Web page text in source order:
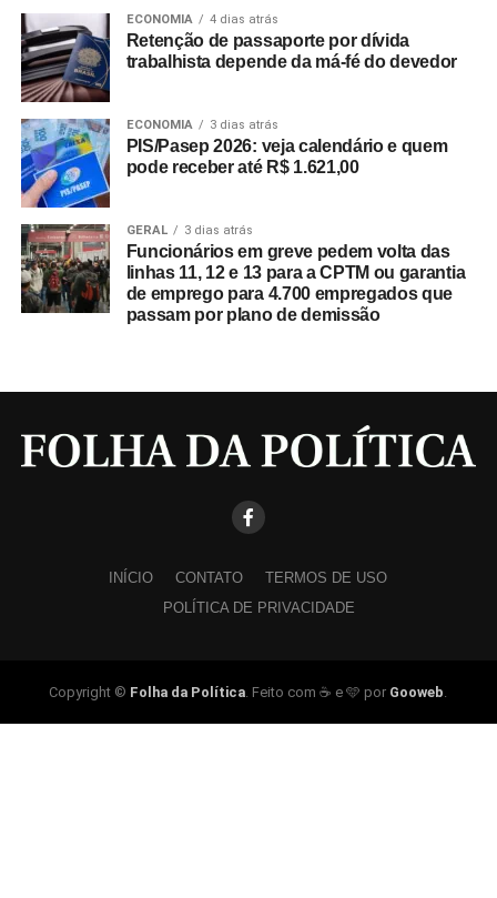
ECONOMIA 4 dias atrás
Retenção de passaporte por dívida
trabalhista depende da má-fé do devedor
ECONOMIA 3 dias atrás
PIS/Pasep 2026: veja calendário e quem
pode receber até R$ 1.621,00
GERAL 3 dias atrás
Funcionários em greve pedem volta das
linhas 11, 12 e 13 para a CPTM ou garantia
de emprego para 4.700 empregados que
passam por plano de demissão
INÍCIO CONTATO
TERMOS DE USO
POLÍTICA DE PRIVACIDADE
Copyright © Folha da Política. Feito com ☕ e 🩵 por Gooweb.